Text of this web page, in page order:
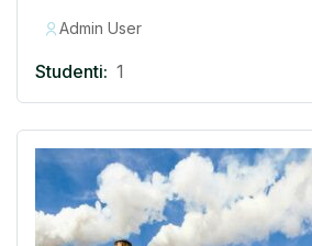
Admin User
Studenti: 1